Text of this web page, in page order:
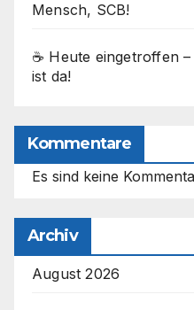
Mensch, SCB!
☕ Heute eingetroffen
ist da!
Kommentare
Es sind keine
Archiv
August 2026